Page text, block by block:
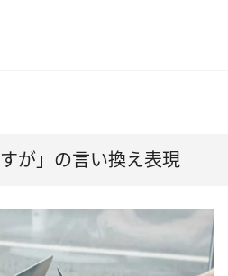
が」の言い換え表現